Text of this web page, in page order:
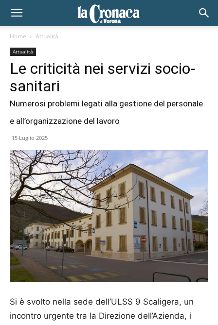
Home Attualità
Attualità
Le criticità nei servizi socio-
sanitari
Numerosi problemi legati alla gestione del personale
e all’organizzazione del lavoro
15 Luglio 2025
Si è svolto nella sede dell’ULSS 9 Scaligera, un
incontro urgente tra la Direzione dell’Azienda, i